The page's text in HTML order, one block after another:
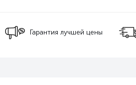
Гарантия лучшей цены